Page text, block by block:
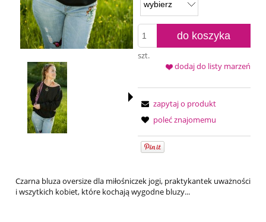
szt.
do koszyka
dodaj do listy marzeń
zapytaj o produkt
poleć znajomemu
Czarna bluza oversize dla miłośniczek jogi, praktykantek uważności
i wszytkich kobiet, które kochają wygodne bluzy...